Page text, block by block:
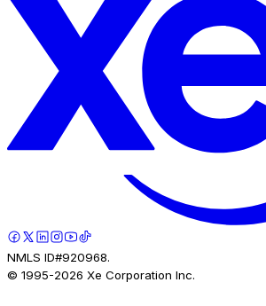
NMLS ID#920968.
© 1995-2026 Xe Corporation Inc.